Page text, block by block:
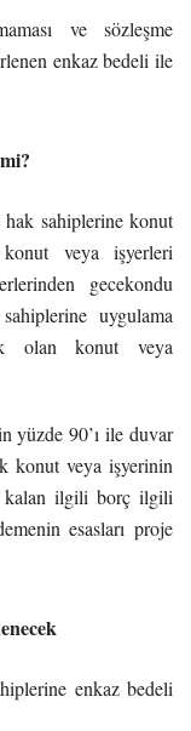
ve sözleşme
enkaz bedeli ile
hak sahiplerine konut
veya işyerleri
gecekondu
uygulama
olan konut veya
yüzde 90’ı ile duvar
konut veya işyerinin
kalan ilgili borç ilgili
esasları proje
enkaz bedeli